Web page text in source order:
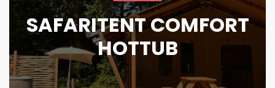
SAFARITENT COMFORT
HOTTUB